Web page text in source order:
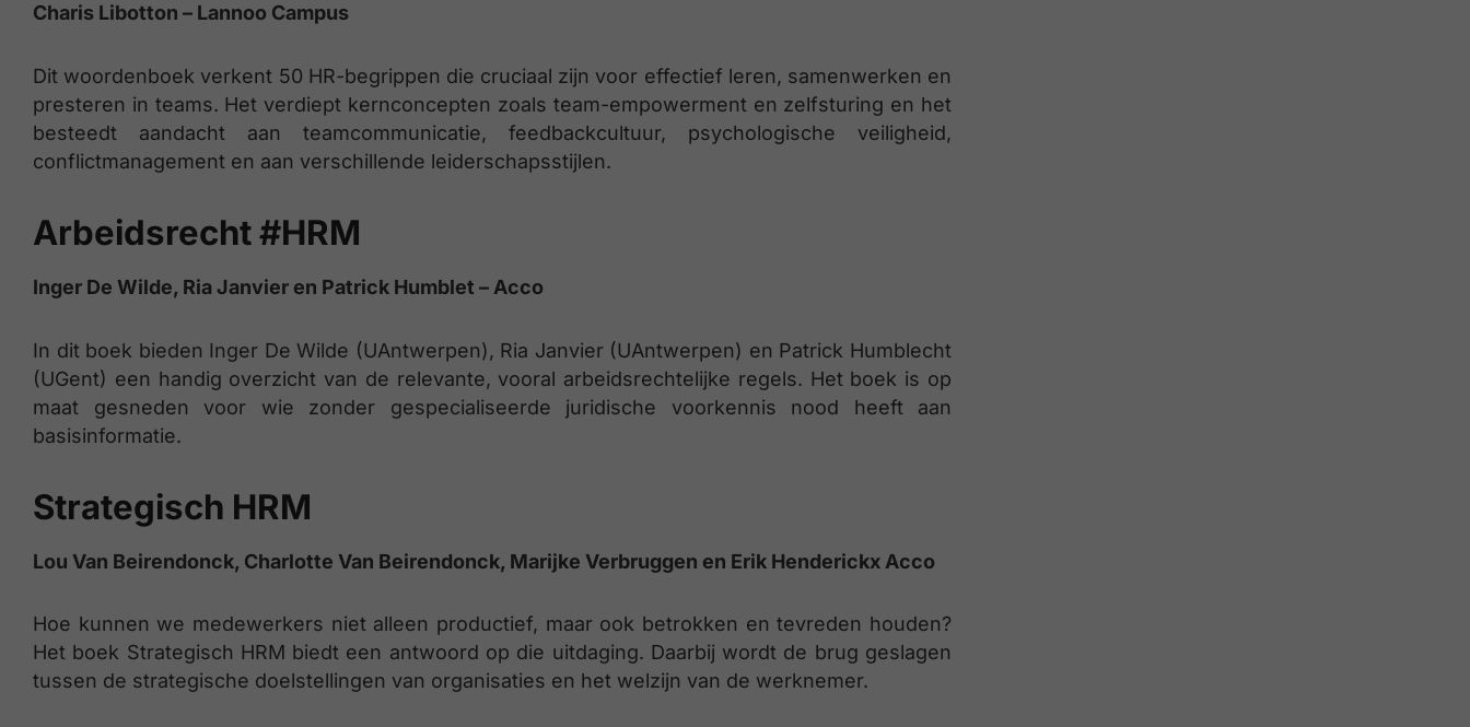
Charis Libotton – Lannoo Campus
Dit woordenboek verkent 50 HR-begrippen die cruciaal zijn voor effectief leren, samenwerken en
presteren in teams. Het verdiept kernconcepten zoals team-empowerment en zelfsturing en het
besteedt aandacht aan teamcommunicatie, feedbackcultuur, psychologische veiligheid,
conflictmanagement en aan verschillende leiderschapsstijlen.
Arbeidsrecht #HRM
Inger De Wilde, Ria Janvier en Patrick Humblet – Acco
In dit boek bieden Inger De Wilde (UAntwerpen), Ria Janvier (UAntwerpen) en Patrick Humblecht
(UGent) een handig overzicht van de relevante, vooral arbeidsrechtelijke regels. Het boek is op
maat gesneden voor wie zonder gespecialiseerde juridische voorkennis nood heeft aan
basisinformatie.
Strategisch HRM
Lou Van Beirendonck, Charlotte Van Beirendonck, Marijke Verbruggen en Erik Henderickx Acco
Hoe kunnen we medewerkers niet alleen productief, maar ook betrokken en tevreden houden?
Het boek Strategisch HRM biedt een antwoord op die uitdaging. Daarbij wordt de brug geslagen
tussen de strategische doelstellingen van organisaties en het welzijn van de werknemer.